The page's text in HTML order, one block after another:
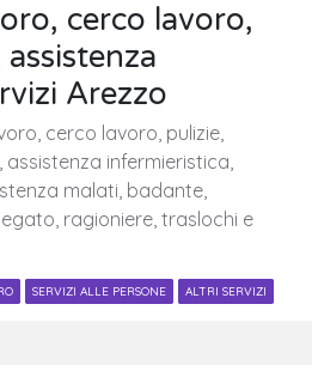
Cerca
cerco lavoro,
Arezzo
cerco lavoro, pulizie,
infermieristica,
malati, badante,
ragioniere, traslochi e
SERVIZI ALLE PERSONE ALTRI SERVIZI